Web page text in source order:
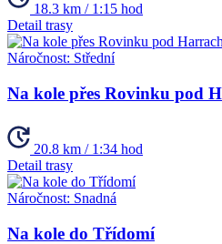
18.3 km / 1:15 hod
Detail trasy
Náročnost: Střední
Na kole přes Rovinku pod
20.8 km / 1:34 hod
Detail trasy
Náročnost: Snadná
Na kole do Třídomí